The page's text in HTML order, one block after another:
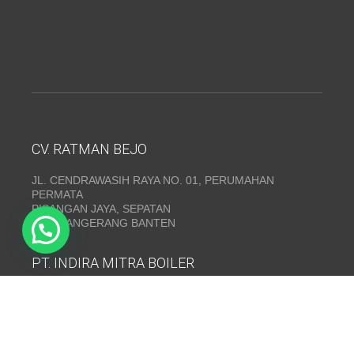
CV. RATMAN BEJO
JL. CENDRAWASIH RAYA NO. 01, PERUMAHAN
PERMATA
PISANGAN JAYA, SEPATAN
KAB. TANGERANG BANTEN
PT. INDIRA MITRA BOILER